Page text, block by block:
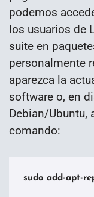
podemos
los usuarios de
suite en
personalmente
aparezca la
software o, en
Debian/Ubuntu,
comando:
sudo add-apt-